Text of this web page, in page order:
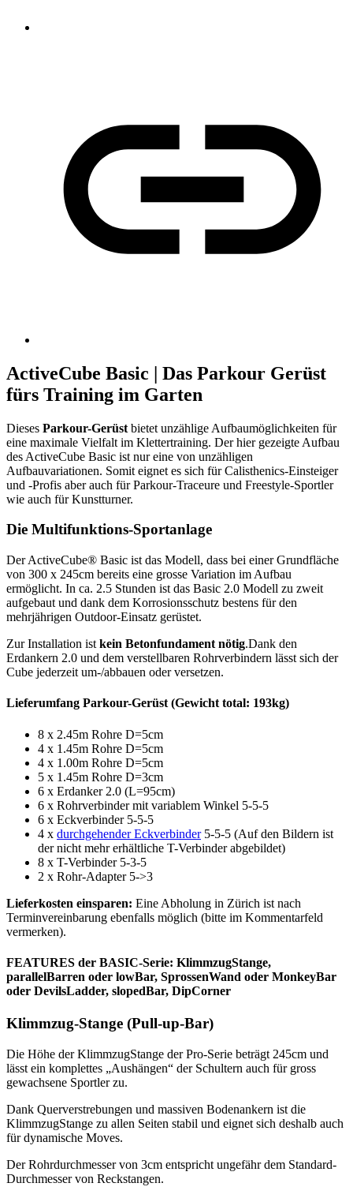
ActiveCube Basic | Das Parkour Gerüst
fürs Training im Garten
Dieses Parkour-Gerüst bietet unzählige Aufbaumöglichkeiten für
eine maximale Vielfalt im Klettertraining. Der hier gezeigte Aufbau
des ActiveCube Basic ist nur eine von unzähligen
Aufbauvariationen. Somit eignet es sich für Calisthenics-Einsteiger
und -Profis aber auch für Parkour-Traceure und Freestyle-Sportler
wie auch für Kunstturner.
Die Multifunktions-Sportanlage
Der ActiveCube® Basic ist das Modell, dass bei einer Grundfläche
von 300 x 245cm bereits eine grosse Variation im Aufbau
ermöglicht. In ca. 2.5 Stunden ist das Basic 2.0 Modell zu zweit
aufgebaut und dank dem Korrosionsschutz bestens für den
mehrjährigen Outdoor-Einsatz gerüstet.
Zur Installation ist kein Betonfundament nötig.Dank den
Erdankern 2.0 und dem verstellbaren Rohrverbindern lässt sich der
Cube jederzeit um-/abbauen oder versetzen.
Lieferumfang Parkour-Gerüst (Gewicht total: 193kg)
8 x 2.45m Rohre D=5cm
4 x 1.45m Rohre D=5cm
4 x 1.00m Rohre D=5cm
5 x 1.45m Rohre D=3cm
6 x Erdanker 2.0 (L=95cm)
6 x Rohrverbinder mit variablem Winkel 5-5-5
6 x Eckverbinder 5-5-5
4 x durchgehender Eckverbinder5-5-5 (Auf den Bildern ist
der nicht mehr erhältliche T-Verbinder abgebildet)
8 x T-Verbinder 5-3-5
2 x Rohr-Adapter 5->3
Lieferkosten einsparen: Eine Abholung in Zürich ist nach
Terminvereinbarung ebenfalls möglich (bitte im Kommentarfeld
vermerken).
FEATURES der BASIC-Serie: KlimmzugStange,
parallelBarren oder lowBar, SprossenWand oder MonkeyBar
oder DevilsLadder, slopedBar, DipCorner
Klimmzug-Stange (Pull-up-Bar)
Die Höhe der KlimmzugStange der Pro-Serie beträgt 245cm und
lässt ein komplettes „Aushängen“ der Schultern auch für gross
gewachsene Sportler zu.
Dank Querverstrebungen und massiven Bodenankern ist die
KlimmzugStange zu allen Seiten stabil und eignet sich deshalb auch
für dynamische Moves.
Der Rohrdurchmesser von 3cm entspricht ungefähr dem Standard-
Durchmesser von Reckstangen.